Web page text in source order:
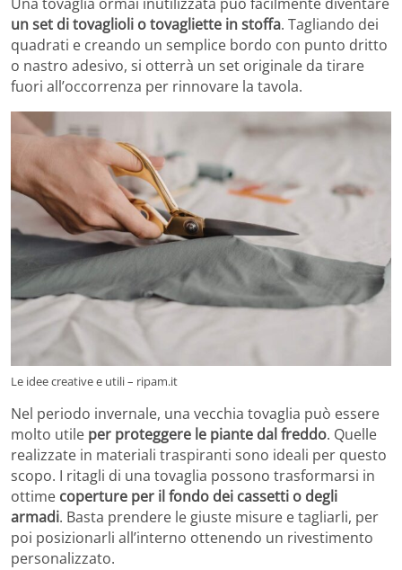
un set di tovaglioli o tovagliette in stoffa. Tagliando dei
quadrati e creando un semplice bordo con punto dritto
o nastro adesivo, si otterrà un set originale da tirare
fuori all’occorrenza per rinnovare la tavola.
Le idee creative e utili – ripam.it
Nel periodo invernale, una vecchia tovaglia può essere
molto utile per proteggere le piante dal freddo. Quelle
realizzate in materiali traspiranti sono ideali per questo
scopo. I ritagli di una tovaglia possono trasformarsi in
ottime coperture per il fondo dei cassetti o degli
armadi. Basta prendere le giuste misure e tagliarli, per
poi posizionarli all’interno ottenendo un rivestimento
personalizzato.